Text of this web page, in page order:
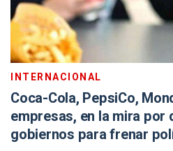
INTERNACIONAL
Coca-Cola, PepsiCo,
empresas, en la mira por
gobiernos para frenar